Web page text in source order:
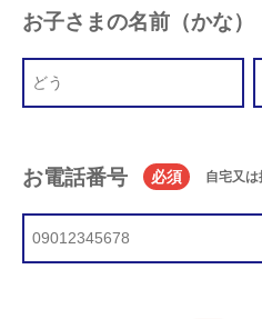
お子さまの名前（かな）
お電話番号 必須 自宅又